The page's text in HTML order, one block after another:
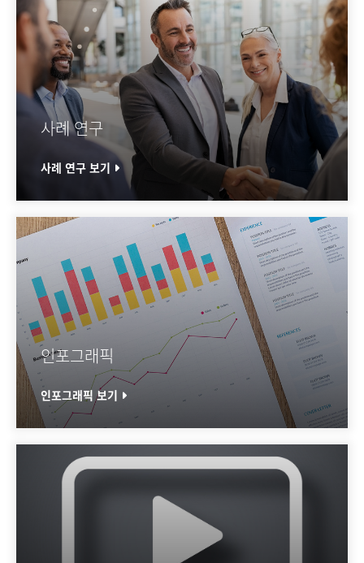
사례 연구
사례 연구 보기
인포그래픽
인포그래픽 보기